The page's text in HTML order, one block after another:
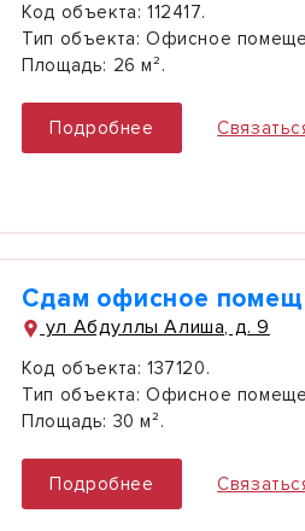
Код объекта: 112417.
Тип объекта: Офисное
Площадь: 26 м².
Подробнее
Сдам офисное
ул Абдуллы Алиша, д. 9
Код объекта: 137120.
Тип объекта: Офисное
Площадь: 30 м².
Подробнее